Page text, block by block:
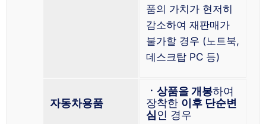
품의 가치가 현저히
감소하여 재판매가
불가할 경우 (노트북,
데스크탑 PC 등)
자동차용품
ㆍ상품을 개봉하여
장착한 이후 단순변
심인 경우